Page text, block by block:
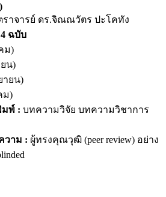
ราจารย์ ดร.จิณณวัตร ปะโคทัง
ฉบับ
ม)
น)
ายน)
ม)
มพ์ : บทความวิจัย บทความวิชาการ
วาม : ผู้ทรงคุณวุฒิ (peer review) อย่าง